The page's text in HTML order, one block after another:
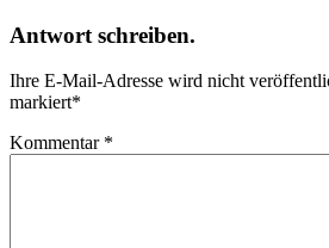
Antwort schreiben.
Ihre E-Mail-Adresse wird nicht
markiert*
Kommentar *